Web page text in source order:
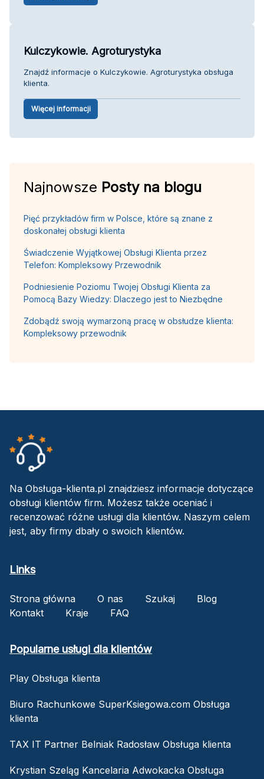
Kulczykowie. Agroturystyka
Znajdź informacje o Kulczykowie. Agroturystyka obsługa
klienta.
Więcej informacji
Najnowsze Posty na blogu
Pięć przykładów firm w Polsce, które są znane z
doskonałej obsługi klienta
Świadczenie Wyjątkowej Obsługi Klienta przez
Telefon: Kompleksowy Przewodnik
Podniesienie Poziomu Twojej Obsługi Klienta za
Pomocą Bazy Wiedzy: Dlaczego jest to Niezbędne
Zdobądź swoją wymarzoną pracę w obsłudze klienta:
Kompleksowy przewodnik
Na Obsługa-klienta.pl znajdziesz informacje dotyczące
obsługi klientów firm. Możesz także oceniać i
recenzować różne usługi dla klientów. Naszym celem
jest, aby firmy dbały o swoich klientów.
Links
Strona główna O nas Szukaj
Blog
Kontakt
Kraje FAQ
Popularne usługi dla klientów
Play Obsługa klienta
Biuro Rachunkowe SuperKsiegowa.com Obsługa
klienta
TAX IT Partner Belniak Radosław Obsługa klienta
Krystian Szeląg Kancelaria Adwokacka Obsługa